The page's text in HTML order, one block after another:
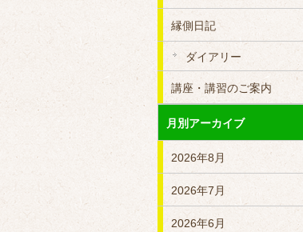
縁側日記
ダイアリー
講座・講習のご案内
月別アーカイブ
2026年8月
2026年7月
2026年6月